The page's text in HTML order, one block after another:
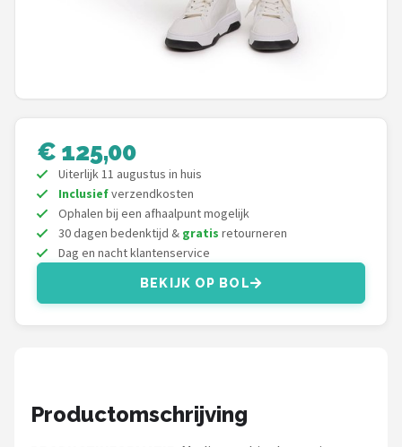
Callaway
Wilson
FastFold
Alle merken →
€ 125,00
Uiterlijk 11 augustus in huis
Inclusiefverzendkosten
Ophalen bij een afhaalpunt mogelijk
30 dagen bedenktijd & gratis retourneren
Dag en nacht klantenservice
BEKIJK OP BOL
Productomschrijving